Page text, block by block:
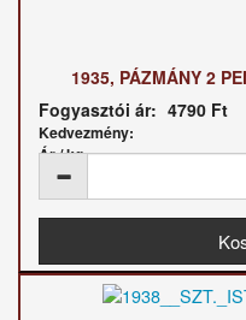
1935, PÁZMÁNY 2
Fogyasztói ár: 4790 Ft
Kedvezmény:
Ár / kg: